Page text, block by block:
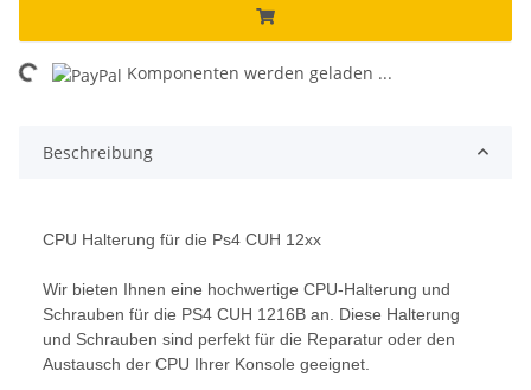
Komponenten werden geladen ...
Beschreibung
CPU Halterung für die Ps4 CUH 12xx
Wir bieten Ihnen eine hochwertige CPU-Halterung und
Schrauben für die PS4 CUH 1216B an. Diese Halterung
und Schrauben sind perfekt für die Reparatur oder den
Austausch der CPU Ihrer Konsole geeignet.